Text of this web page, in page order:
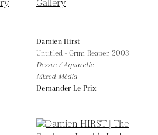
Damien Hirst
Untitled - Grim Reaper,2003
Dessin / Aquarelle
Mixed Média
Demander Le Prix